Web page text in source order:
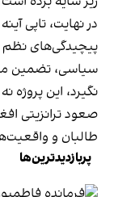
در نهایت، تاپی
پیچیدگی‌های
سیاسی، تضمین
نگیرد، این پروژه
صعود ترانزیتی
طالبان و
پربازدیدترین‌ها